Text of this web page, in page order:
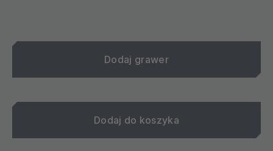
Dodaj grawer
Dodaj do koszyka